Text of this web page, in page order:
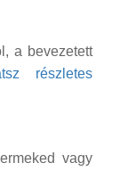
a bevezetett
részletes
vagy